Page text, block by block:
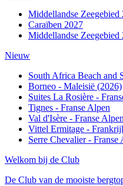
Middellandse Zeegebied
Caraïben 2027
Middellandse Zeegebied
Nieuw
South Africa Beach and
Borneo - Maleisië (2026)
Suites La Rosière -
Tignes - Franse Alpen
Val d'Isère - Franse Alpen
Vittel Ermitage -
Serre Chevalier - Franse
Welkom bij de Club
De Club van de mooiste